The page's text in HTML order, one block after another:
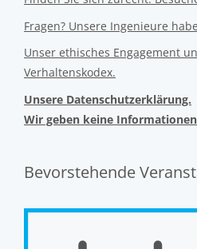
Fragen? Unsere Ingenieure
Unser ethisches Engagement
Verhaltenskodex.
Unsere Datenschutzerklärung.
Wir geben keine
Bevorstehende